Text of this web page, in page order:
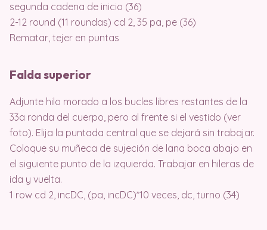
segunda cadena de inicio (36)
2-12 round (11 roundas) cd 2, 35 pa, pe (36)
Rematar, tejer en puntas
Falda superior
Adjunte hilo morado a los bucles libres restantes de la
33a ronda del cuerpo, pero al frente si el vestido (ver
foto). Elija la puntada central que se dejará sin trabajar.
Coloque su muñeca de sujeción de lana boca abajo en
el siguiente punto de la izquierda. Trabajar en hileras de
ida y vuelta.
1 row cd 2, incDC, (pa, incDC)*10 veces, dc, turno (34)